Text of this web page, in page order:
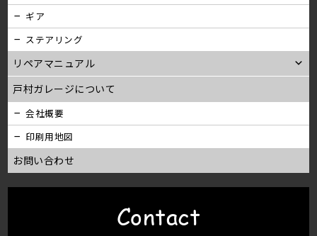
ギア
ステアリング
リペアマニュアル
戸村ガレージについて
会社概要
印刷用地図
お問い合わせ
Contact